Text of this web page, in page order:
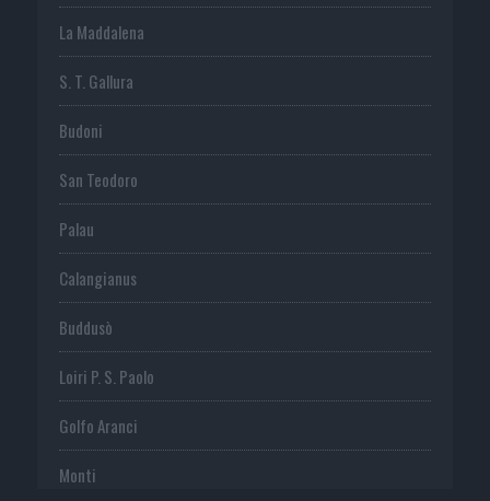
La Maddalena
S. T. Gallura
Budoni
San Teodoro
Palau
Calangianus
Buddusò
Loiri P. S. Paolo
Golfo Aranci
Monti